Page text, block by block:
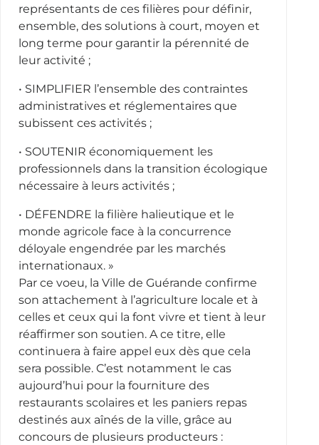
représentants de ces filières pour définir,
ensemble, des solutions à court, moyen et
long terme pour garantir la pérennité de
leur activité ;
• SIMPLIFIER l’ensemble des contraintes
administratives et réglementaires que
subissent ces activités ;
• SOUTENIR économiquement les
professionnels dans la transition écologique
nécessaire à leurs activités ;
• DÉFENDRE la filière halieutique et le
monde agricole face à la concurrence
déloyale engendrée par les marchés
internationaux. »
Par ce voeu, la Ville de Guérande confirme
son attachement à l’agriculture locale et à
celles et ceux qui la font vivre et tient à leur
réaffirmer son soutien. A ce titre, elle
continuera à faire appel eux dès que cela
sera possible. C’est notamment le cas
aujourd’hui pour la fourniture des
restaurants scolaires et les paniers repas
destinés aux aînés de la ville, grâce au
concours de plusieurs producteurs :